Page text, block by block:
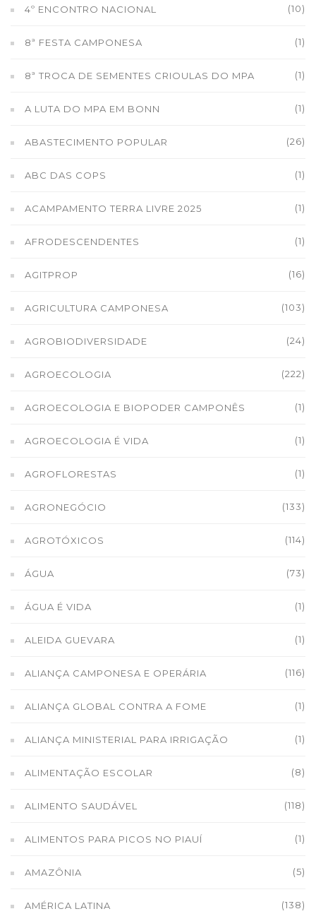
4º ENCONTRO NACIONAL (10)
8ª FESTA CAMPONESA (1)
8ª TROCA DE SEMENTES CRIOULAS DO MPA (1)
A LUTA DO MPA EM BONN (1)
ABASTECIMENTO POPULAR (26)
ABC DAS COPS (1)
ACAMPAMENTO TERRA LIVRE 2025 (1)
AFRODESCENDENTES (1)
AGITPROP (16)
AGRICULTURA CAMPONESA (103)
AGROBIODIVERSIDADE (24)
AGROECOLOGIA (222)
AGROECOLOGIA E BIOPODER CAMPONÊS (1)
AGROECOLOGIA É VIDA (1)
AGROFLORESTAS (1)
AGRONEGÓCIO (133)
AGROTÓXICOS (114)
ÁGUA (73)
ÁGUA É VIDA (1)
ALEIDA GUEVARA (1)
ALIANÇA CAMPONESA E OPERÁRIA (116)
ALIANÇA GLOBAL CONTRA A FOME (1)
ALIANÇA MINISTERIAL PARA IRRIGAÇÃO (1)
ALIMENTAÇÃO ESCOLAR (8)
ALIMENTO SAUDÁVEL (118)
ALIMENTOS PARA PICOS NO PIAUÍ (1)
AMAZÔNIA (5)
AMÉRICA LATINA (138)